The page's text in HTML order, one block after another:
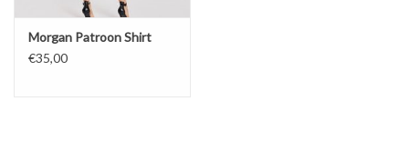
Morgan Patroon Shirt
€35,00